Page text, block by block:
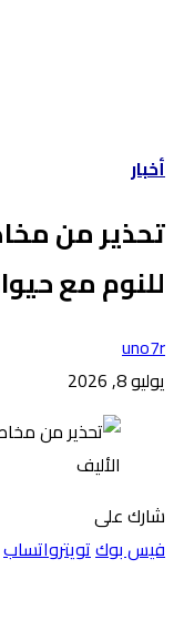
أخبار
تحذير من
للنوم مع
uno7r
يوليو 8, 2026
شارك على
فيس بوكتويترواتساب